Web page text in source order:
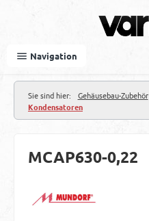
Navigation
Sie sind hier: Gehäusebau-Zubehör
Kondensatoren
MCAP630-0,22